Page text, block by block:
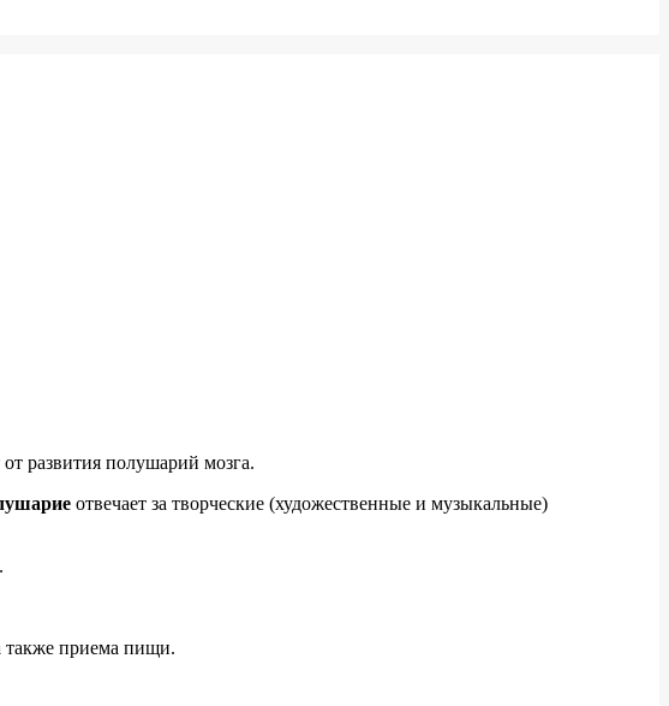
развития полушарий мозга.
отвечает за творческие (художественные и музыкальные)
также приема пищи.